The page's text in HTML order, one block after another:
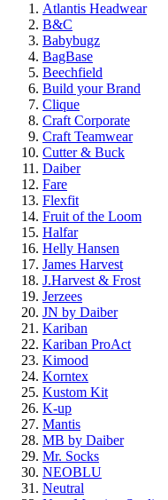
Atlantis Headwear
B&C
Babybugz
BagBase
Beechfield
Build your Brand
Clique
Craft Corporate
Craft Teamwear
Cutter & Buck
Daiber
Fare
Flexfit
Fruit of the Loom
Halfar
Helly Hansen
James Harvest
J.Harvest & Frost
Jerzees
JN by Daiber
Kariban
Kariban ProAct
Kimood
Korntex
Kustom Kit
K-up
Mantis
MB by Daiber
Mr. Socks
NEOBLU
Neutral